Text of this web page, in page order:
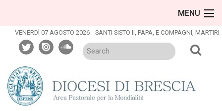
content
MENU
VENERDÌ 07 AGOSTO 2026 SANTI SISTO II, PAPA, E COMPAGNI, MARTIRI
twitterissuusoundcloud